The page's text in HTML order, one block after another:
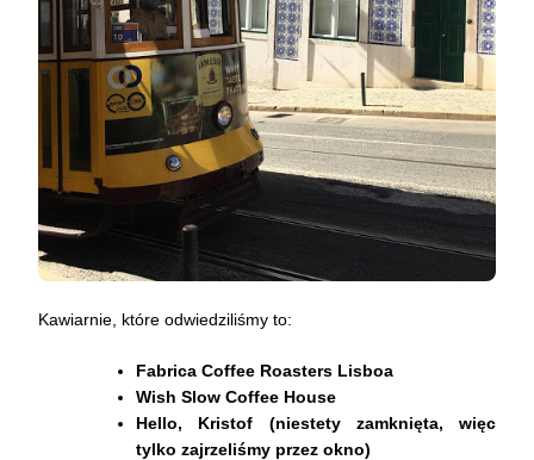
Kawiarnie, które odwiedziliśmy to:
Fabrica Coffee Roasters Lisboa
Wish Slow Coffee House
Hello, Kristof (niestety zamknięta, więc
tylko zajrzeliśmy przez okno)